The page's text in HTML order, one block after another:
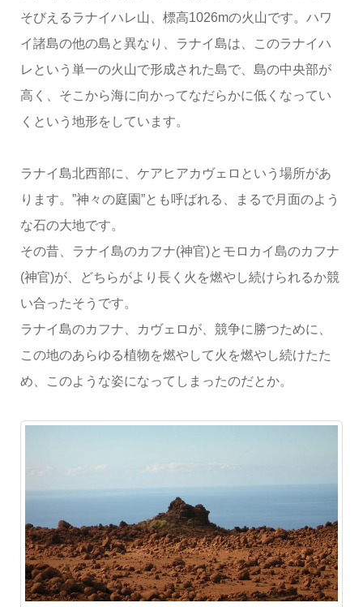
そびえるラナイハレ山、標高1026mの火山です。ハワ
イ諸島の他の島と異なり、ラナイ島は、このラナイハ
レという単一の火山で形成された島で、島の中央部が
高く、そこから海に向かってなだらかに低くなってい
くという地形をしています。
ラナイ島北西部に、ケアヒアカヴェロという場所があ
ります。”神々の庭園”とも呼ばれる、まるで月面のよう
な石の大地です。
その昔、ラナイ島のカフナ(神官)とモロカイ島のカフナ
(神官)が、どちらがより長く火を燃やし続けられるか競
い合ったそうです。
ラナイ島のカフナ、カヴェロが、競争に勝つために、
この地のあらゆる植物を燃やして火を燃やし続けたた
め、このような姿になってしまったのだとか。